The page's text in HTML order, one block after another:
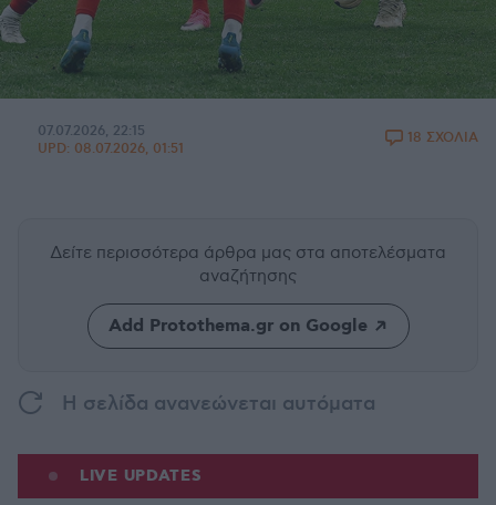
07.07.2026, 22:15
UPD: 08.07.2026, 01:51
18 ΣΧΟΛΙΑ
Δείτε περισσότερα άρθρα μας στα αποτελέσματα
αναζήτησης
Add Protothema.gr on Google
H σελίδα ανανεώνεται αυτόματα
LIVE UPDATES